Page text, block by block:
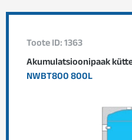
Toote ID: 1363
Akumulatsioonipaak
NWBT800 800L